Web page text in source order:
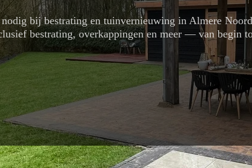
bij bestrating en tuinvernieuwing in Almere
bestrating, overkappingen en meer — van begin